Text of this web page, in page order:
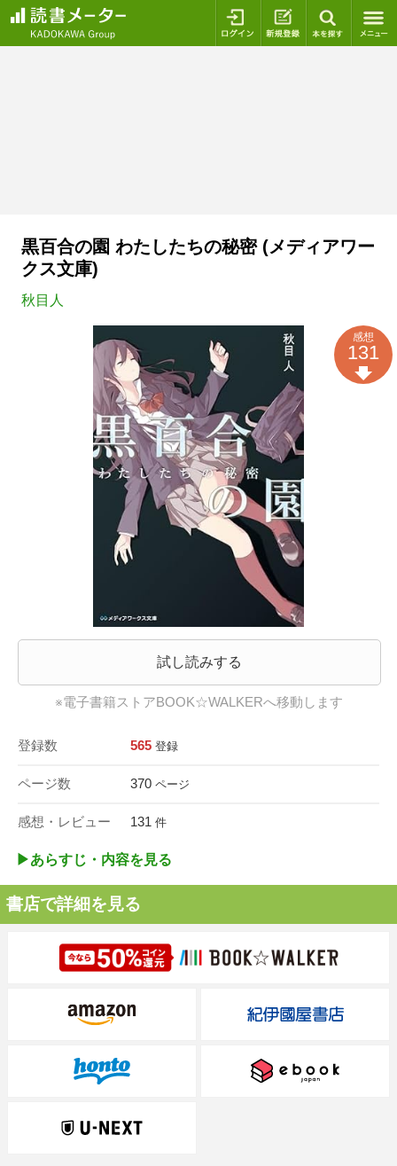
ログイン 新規登録
黒百合の園 わたしたちの秘密 (メディアワー
クス文庫)
秋目人
試し読みする
※電子書籍ストアBOOK☆WALKERへ移動します
登録数 565 登録
ページ数 370 ページ
感想・レビュー 131 件
感想
131
▶︎あらすじ・内容を見る
書店で詳細を見る